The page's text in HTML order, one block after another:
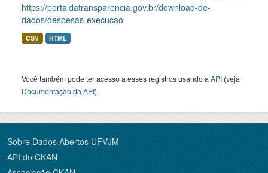
https://portaldatransparencia.gov.br/download-de-
dados/despesas-execucao
CSV HTML
Você também pode ter acesso a esses registros usando a API (veja
Documentação da API).
Sobre Dados Abertos UFVJM
API do CKAN